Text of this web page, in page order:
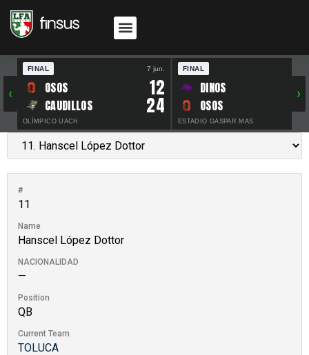
‹
FINAL 7 jun.
OSOS 12
CAUDILLOS 24
OLÍMPICO UACH
FINAL
DINOS
OSOS
ESTADIO GASPAR MAS
›
#
11
Name
Hanscel López Dottor
NACIONALIDAD
—
Position
QB
Current Team
TOLUCA